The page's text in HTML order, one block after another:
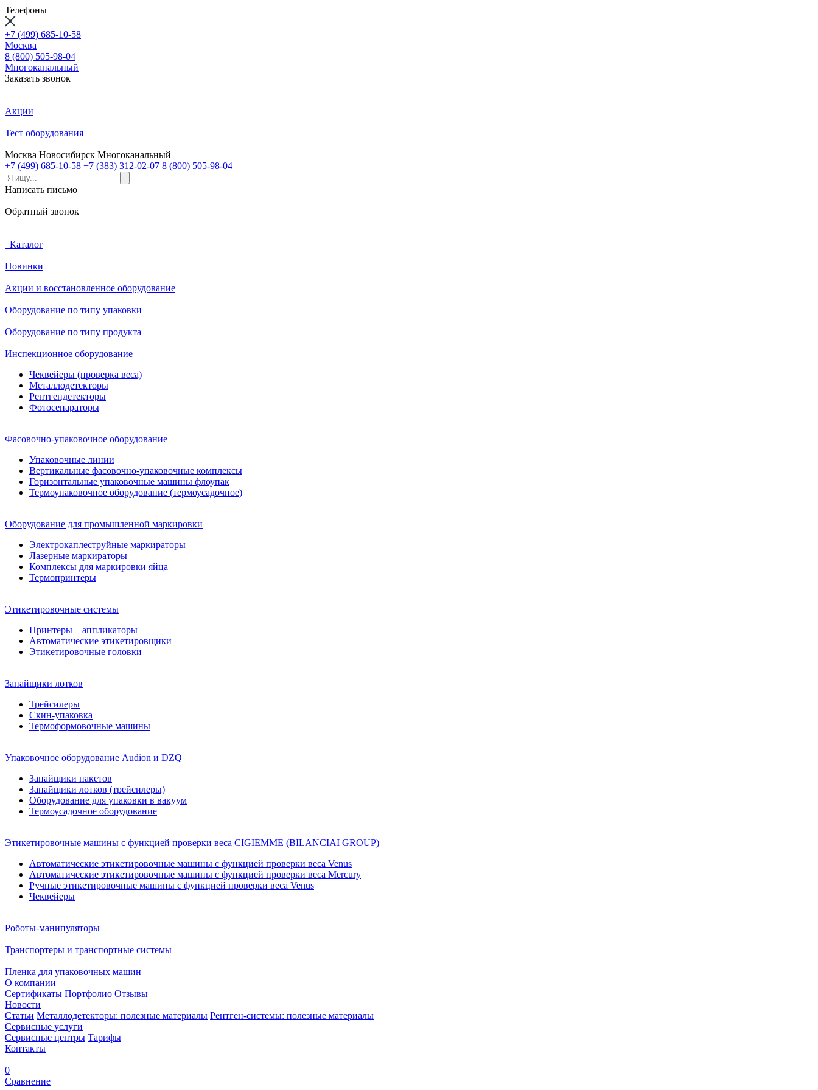
Телефоны
+7 (499) 685-10-58
Москва
8 (800) 505-98-04
Многоканальный
Заказать звонок
Акции
Тест оборудования
Москва Новосибирск Многоканальный
+7 (499) 685-10-58 +7 (383) 312-02-07 8 (800) 505-98-04
Написать письмо
Обратный звонок
Каталог
Новинки
Акции и восстановленное оборудование
Оборудование по типу упаковки
Оборудование по типу продукта
Инспекционное оборудование
Чеквейеры (проверка веса)
Металлодетекторы
Рентгендетекторы
Фотосепараторы
Фасовочно-упаковочное оборудование
Упаковочные линии
Вертикальные фасовочно-упаковочные комплексы
Горизонтальные упаковочные машины флоупак
Термоупаковочное оборудование (термоусадочное)
Оборудование для промышленной маркировки
Электрокаплеструйные маркираторы
Лазерные маркираторы
Комплексы для маркировки яйца
Термопринтеры
Этикетировочные системы
Принтеры – аппликаторы
Автоматические этикетировщики
Этикетировочные головки
Запайщики лотков
Трейсилеры
Скин-упаковка
Термоформовочные машины
Упаковочное оборудование Audion и DZQ
Запайщики пакетов
Запайщики лотков (трейсилеры)
Оборудование для упаковки в вакуум
Термоусадочное оборудование
Этикетировочные машины с функцией проверки веса CIGIEMME (BILANCIAI GROUP)
Автоматические этикетировочные машины с функцией проверки веса Venus
Автоматические этикетировочные машины с функцией проверки веса Mercury
Ручные этикетировочные машины с функцией проверки веса Venus
Чеквейеры
Роботы-манипуляторы
Транспортеры и транспортные системы
Пленка для упаковочных машин
О компании
Сертификаты Портфолио Отзывы
Новости
Статьи Металлодетекторы: полезные материалы Рентген-системы: полезные материалы
Сервисные услуги
Сервисные центры Тарифы
Контакты
0
Сравнение